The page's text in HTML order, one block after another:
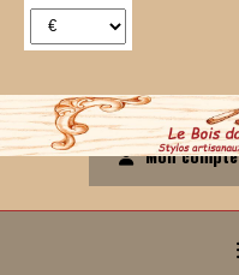
Mon compte
Panneau de gestion des cookies